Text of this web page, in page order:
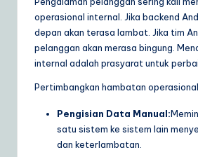
operasional internal. Jika backend
depan akan terasa lambat. Jika tim
pelanggan akan merasa bingung.
internal adalah prasyarat untuk
Pertimbangkan hambatan
Pengisian Data Manual:
satu sistem ke sistem lain
dan keterlambatan.